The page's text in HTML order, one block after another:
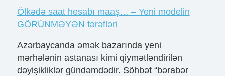
Ölkədə saat hesabı maaş… – Yeni modelin
GÖRÜNMƏYƏN tərəfləri
Azərbaycanda əmək bazarında yeni
mərhələnin astanası kimi qiymətləndirilən
dəyişikliklər gündəmdədir. Söhbət “bərabər